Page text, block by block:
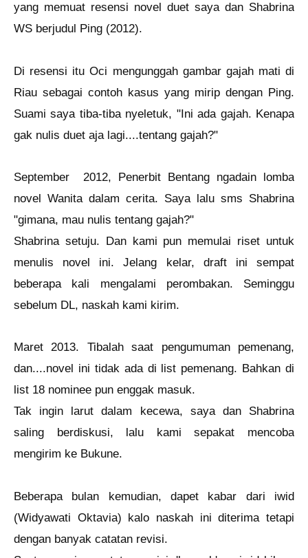
yang memuat resensi novel duet saya dan Shabrina
WS berjudul Ping (2012).
Di resensi itu Oci mengunggah gambar gajah mati di
Riau sebagai contoh kasus yang mirip dengan Ping.
Suami saya tiba-tiba nyeletuk, "Ini ada gajah. Kenapa
gak nulis duet aja lagi....tentang gajah?"
September 2012, Penerbit Bentang ngadain lomba
novel Wanita dalam cerita. Saya lalu sms Shabrina
"gimana, mau nulis tentang gajah?"
Shabrina setuju. Dan kami pun memulai riset untuk
menulis novel ini. Jelang kelar, draft ini sempat
beberapa kali mengalami perombakan. Seminggu
sebelum DL, naskah kami kirim.
Maret 2013. Tibalah saat pengumuman pemenang,
dan....novel ini tidak ada di list pemenang. Bahkan di
list 18 nominee pun enggak masuk.
Tak ingin larut dalam kecewa, saya dan Shabrina
saling berdiskusi, lalu kami sepakat mencoba
mengirim ke Bukune.
Beberapa bulan kemudian, dapet kabar dari iwid
(Widyawati Oktavia) kalo naskah ini diterima tetapi
dengan banyak catatan revisi.